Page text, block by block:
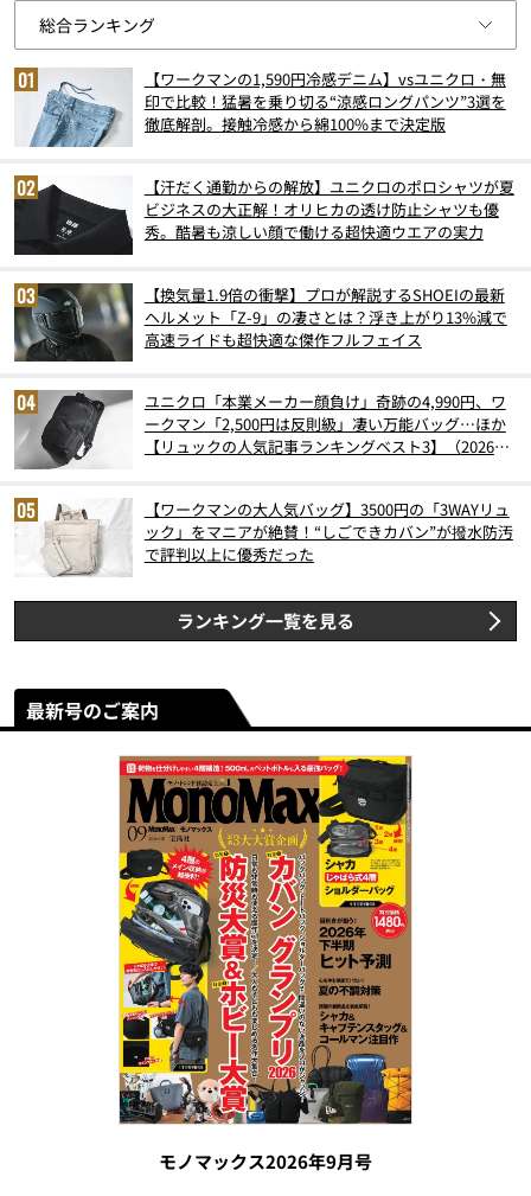
【ワークマンの1,590円冷感デニム】vsユニクロ・無
印で比較！猛暑を乗り切る“涼感ロングパンツ”3選を
徹底解剖。接触冷感から綿100%まで決定版
【汗だく通勤からの解放】ユニクロのポロシャツが夏
ビジネスの大正解！オリヒカの透け防止シャツも優
秀。酷暑も涼しい顔で働ける超快適ウエアの実力
【換気量1.9倍の衝撃】プロが解説するSHOEIの最新
ヘルメット「Z-9」の凄さとは？浮き上がり13%減で
高速ライドも超快適な傑作フルフェイス
ユニクロ「本業メーカー顔負け」奇跡の4,990円、ワ
ークマン「2,500円は反則級」凄い万能バッグ…ほか
【リュックの人気記事ランキングベスト3】（2026年
【ワークマンの大人気バッグ】3500円の「3WAYリュ
ック」をマニアが絶賛！“しごできカバン”が撥水防汚
で評判以上に優秀だった
ランキング一覧を見る
最新号のご案内
モノマックス2026年9月号